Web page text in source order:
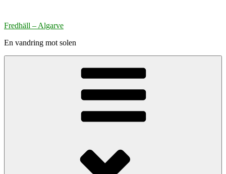
innehåll
Fredhäll – Algarve
En vandring mot solen